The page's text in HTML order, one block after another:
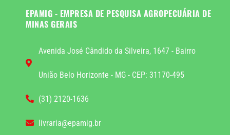
EPAMIG - EMPRESA DE PESQUISA AGROPECUÁRIA DE
MINAS GERAIS
Avenida José Cândido da Silveira, 1647 - Bairro
União Belo Horizonte - MG - CEP: 31170-495
(31) 2120-1636
livraria@epamig.br